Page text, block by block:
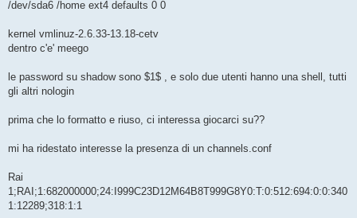
/dev/sda6 /home ext4 defaults 0 0
kernel vmlinuz-2.6.33-13.18-cetv
dentro c'e' meego
le password su shadow sono $1$ , e solo due utenti hanno una shell, tutti
gli altri nologin
prima che lo formatto e riuso, ci interessa giocarci su??
mi ha ridestato interesse la presenza di un channels.conf
Rai
1;RAI;1:682000000;24:I999C23D12M64B8T999G8Y0:T:0:512:694:0:0:340
1:12289;318:1:1